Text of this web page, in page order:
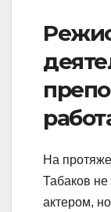
На
Табаков не
актером,